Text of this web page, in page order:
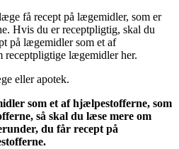
få recept på lægemidler, som er
Hvis du er receptpligtig, skal du
på lægemidler som et af
lægemidler her.
eller apotek.
som et af hjælpestofferne, som
så skal du læse mere om
du får recept på